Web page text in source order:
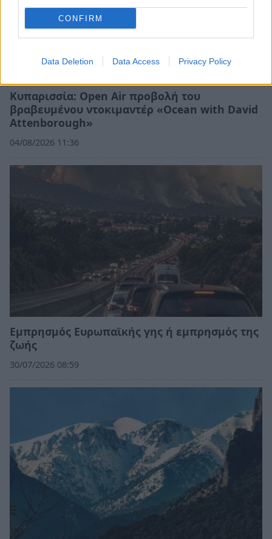
CONFIRM
Data Deletion Data Access Privacy Policy
Κυπαρισσία: Open Air προβολή του
βραβευμένου ντοκιμαντέρ «Ocean with David
Attenborough»
04/08/2026 11:36
Εμπρησμός Ευρωπαϊκής γης ή εμπρησμός της
ζωής
30/07/2026 08:59